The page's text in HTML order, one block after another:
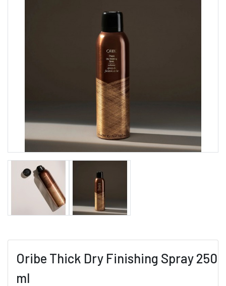
Oribe Thick Dry Finishing Spray 250
ml